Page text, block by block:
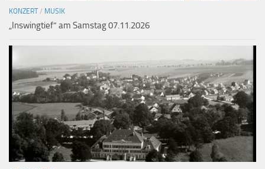
KONZERT/ MUSIK
„Inswingtief“ am Samstag 07.11.2026